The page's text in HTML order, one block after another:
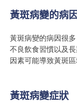
黃斑病變的病
黃斑病變的病因很
不良飲食習慣以及
因素可能導致黃斑
黃斑病變症狀